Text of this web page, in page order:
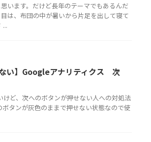
います。だけど長年のテーマでもあるんだ
は、布団の中が暑いから片足を出して寝て
...
い】Googleアナリティクス 次
ど、次へのボタンが押せない人への対処法
タンが灰色のままで押せない状態なので使